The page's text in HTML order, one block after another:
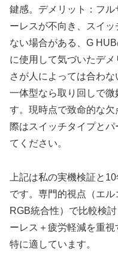
鍵感。デメリット：フ
ーレスが不向き、スイ
ない場合がある、G
に使用して気づいたデ
さが人によっては合わ
一体型なら取り回しで微
す。現時点で致命的な
際はスイッチタイプと
てください。
上記は私の実機検証と
です。専門的視点（エル
RGB統合性）で比較検
ーレス＋疲労軽減を重視
特に適しています。